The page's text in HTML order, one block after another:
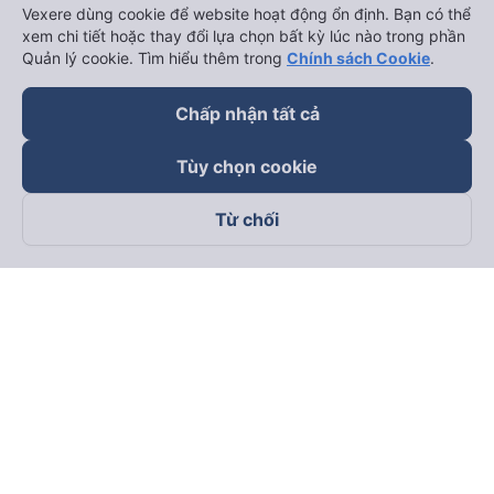
Theo dõi chúng tôi trên
Vexere dùng cookie để website hoạt động ổn định. Bạn có thể
xem chi tiết hoặc thay đổi lựa chọn bất kỳ lúc nào trong phần
Quản lý cookie. Tìm hiểu thêm trong Chính sách Cookie.
Chấp nhận tất cả
Tùy chọn cookie
Từ chối